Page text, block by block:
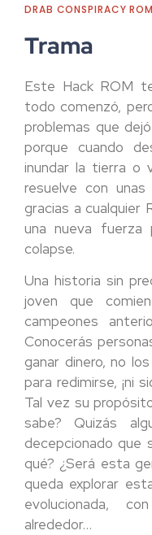
DRAB CONSPIRACY
Trama
Este Hack ROM
todo comenzó,
problemas que
porque cuando
inundar la tierra o
resuelve con
gracias a cualquier
una nueva
colapse.
Una historia sin
joven que
campeones
Conocerás
ganar dinero, no
para redimirse, ¡ni
Tal vez su
sabe? Quizás
decepcionado que
qué? ¿Será esta
queda explorar
evolucionada,
alrededor…